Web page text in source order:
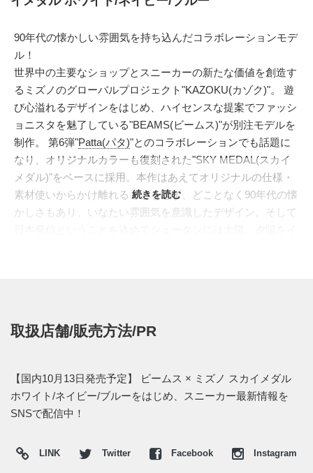
90年代の懐かしい雰囲気を持ち込んだコラボレーションモデ
ル！
世界中の主要なショップとスニーカーの新たな価値を創造す
るミズノのグローバルプロジェクト"KAZOKU(カゾク)"。 遊
び心溢れるデザインをはじめ、ハイセンスな提案でファッシ
ョニスタを魅了している"BEAMS(ビームス)"が別注モデルを
制作。 第6弾"Patta(パタ)"とのコラボレーションでも話題に
なり、オリジナルカラーも復刻された"SKY MEDAL(スカイ
メダル)"をベースに採用。本作はあえてオリジナルの仕様・
素材使いからかけ離れることをせず、どことなく90年代の懐
かしさもあり、いなたい雰囲気を意識したデザイン。そして
日本国内では2018年10月13日より一部ショップにて発売予
【実店舗】
・ BEAMS JAPAN
MITA SNEAKERS
続きを読む
取扱店舗/販売方法/PR
【国内10月13日発売予定】 ビームス × ミズノ スカイメダル
ホワイト/ネイビー/ブルーをはじめ、スニーカー最新情報を
SNSで配信中！
LINK Twitter Facebook Instagram